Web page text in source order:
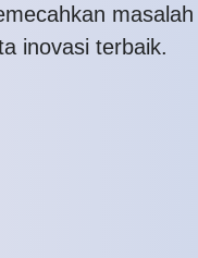
masalah
inovasi terbaik.